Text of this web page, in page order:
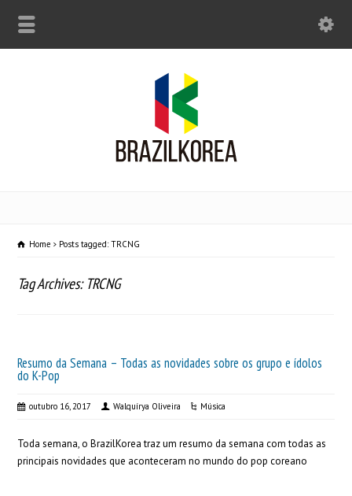
Home Posts tagged: TRCNG
Tag Archives: TRCNG
Resumo da Semana – Todas as novidades sobre os grupo e ídolos
do K-Pop
outubro 16, 2017 Walquírya Oliveira Música
Toda semana, o BrazilKorea traz um resumo da semana com todas as
principais novidades que aconteceram no mundo do pop coreano